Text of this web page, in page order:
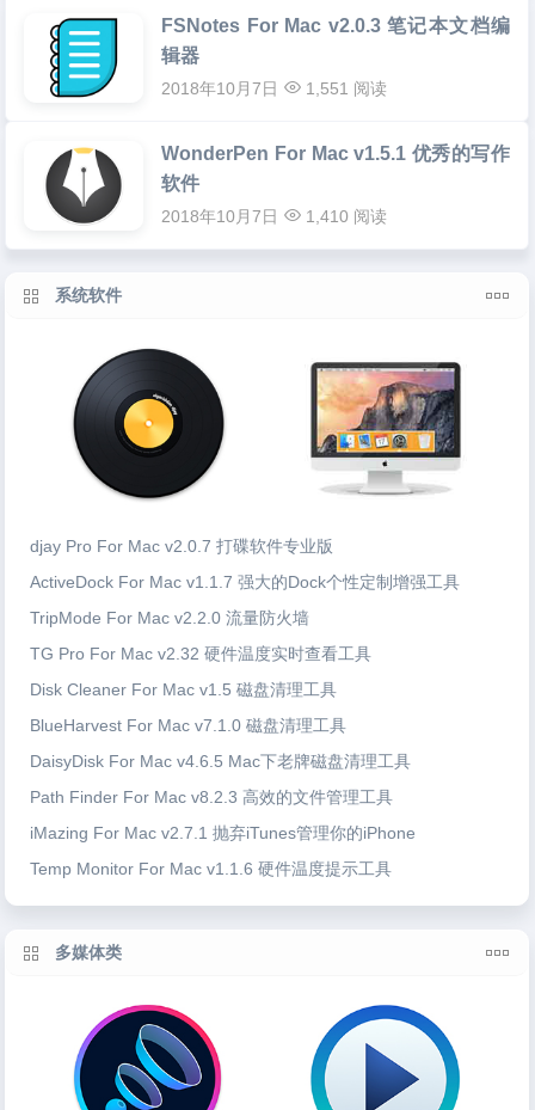
FSNotes For Mac v2.0.3 笔记本文档编
辑器
2018年10月7日 1,551 阅读
WonderPen For Mac v1.5.1 优秀的写作
软件
2018年10月7日 1,410 阅读
系统软件
djay Pro For Mac v2.0.7 打碟软件专业版
ActiveDock For Mac v1.1.7 强大的Dock个性定制增强工具
TripMode For Mac v2.2.0 流量防火墙
TG Pro For Mac v2.32 硬件温度实时查看工具
Disk Cleaner For Mac v1.5 磁盘清理工具
BlueHarvest For Mac v7.1.0 磁盘清理工具
DaisyDisk For Mac v4.6.5 Mac下老牌磁盘清理工具
Path Finder For Mac v8.2.3 高效的文件管理工具
iMazing For Mac v2.7.1 抛弃iTunes管理你的iPhone
Temp Monitor For Mac v1.1.6 硬件温度提示工具
多媒体类